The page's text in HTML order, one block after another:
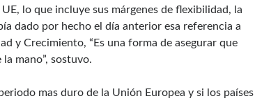
lo que incluye sus márgenes de flexibilidad, la
dado por hecho el día anterior esa referencia a
y Crecimiento, “Es una forma de asegurar que
mano”, sostuvo.
mas duro de la Unión Europea y si los países